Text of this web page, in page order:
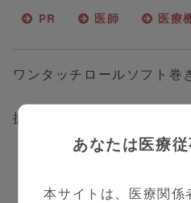
PR 医師 医療
ワンタッチロールソフト巻
提供：白十字株式会社
あなたは医療
本サイトは、医療関係